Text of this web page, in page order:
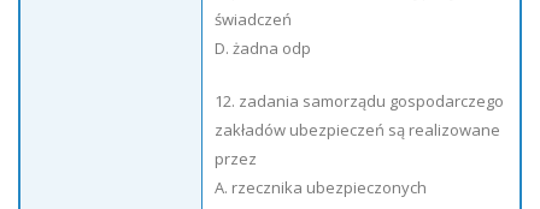
świadczeń
D. żadna odp
12. zadania samorządu gospodarczego
zakładów ubezpieczeń są realizowane
przez
A. rzecznika ubezpieczonych